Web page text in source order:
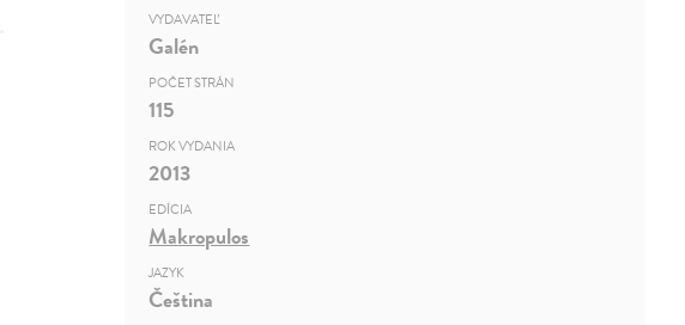
VYDAVATEĽ
Galén
POČET STRÁN
115
ROK VYDANIA
2013
EDÍCIA
Makropulos
JAZYK
Čeština